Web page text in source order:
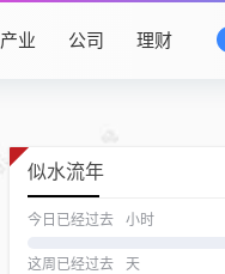
产业 公司 理财
似水流年
今日已经过去 小时
这周已经过去 天